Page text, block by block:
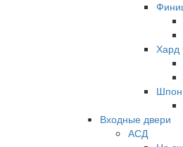
Хард
Шпон
Входные двери
АСД